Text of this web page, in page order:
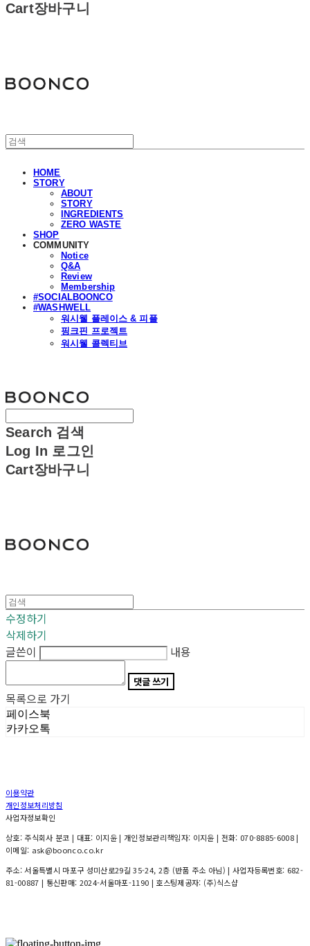
Cart장바구니
HOME
STORY
ABOUT
STORY
INGREDIENTS
ZERO WASTE
SHOP
COMMUNITY
Notice
Q&A
Review
Membership
#SOCIALBOONCO
#WASHWELL
워시웰 플레이스 & 피플
핑크핀 프로젝트
워시웰 콜렉티브
Search 검색
Log In 로그인
Cart장바구니
수정하기
삭제하기
글쓴이
내용
댓글 쓰기
목록으로 가기
페이스북
카카오톡
이용약관
개인정보처리방침
사업자정보확인
상호: 주식회사 분코 | 대표: 이지윤 | 개인정보관리책임자: 이지윤 | 전화: 070-8885-6008 |
이메일: ask@boonco.co.kr
주소: 서울특별시 마포구 성미산로29길 35-24, 2층 (반품 주소 아님) | 사업자등록번호: 682-
81-00887 | 통신판매: 2024-서울마포-1190 | 호스팅제공자: (주)식스샵